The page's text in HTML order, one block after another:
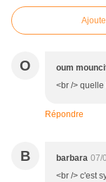
O oum
<br /> quelle
Répondre
B barbara 07/
<br /> c'est